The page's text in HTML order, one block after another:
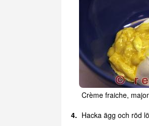
Crème fraiche,
Hacka ägg och röd